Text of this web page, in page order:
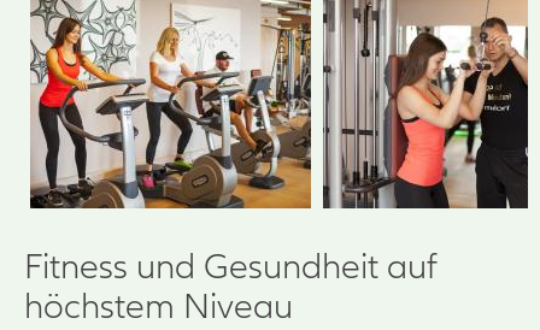
Fitness und Gesundheit auf
höchstem Niveau